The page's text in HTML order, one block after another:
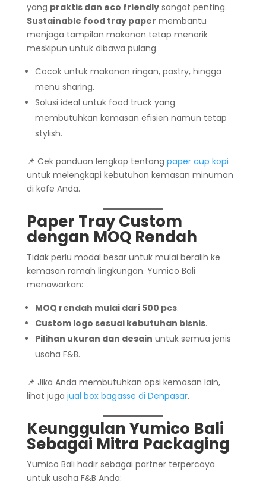
yang praktis dan eco friendlysangat penting.
Sustainable food tray paper membantu
menjaga tampilan makanan tetap menarik
meskipun untuk dibawa pulang.
Cocok untuk makanan ringan, pastry, hingga
menu sharing.
Solusi ideal untuk food truck yang
membutuhkan kemasan efisien namun tetap
stylish.
📌 Cek panduan lengkap tentang paper cup kopi
untuk melengkapi kebutuhan kemasan minuman
di kafe Anda.
Paper Tray Custom
dengan MOQ Rendah
Tidak perlu modal besar untuk mulai beralih ke
kemasan ramah lingkungan. Yumico Bali
menawarkan:
MOQ rendah mulai dari 500 pcs.
Custom logo sesuai kebutuhan bisnis.
Pilihan ukuran dan desain untuk semua jenis
usaha F&B.
📌 Jika Anda membutuhkan opsi kemasan lain,
lihat juga jual box bagasse di Denpasar.
Keunggulan Yumico Bali
Sebagai Mitra Packaging
Yumico Bali hadir sebagai partner terpercaya
untuk usaha F&B Anda: